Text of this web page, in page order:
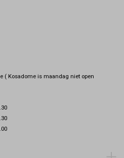
( Kosadome is maandag niet open